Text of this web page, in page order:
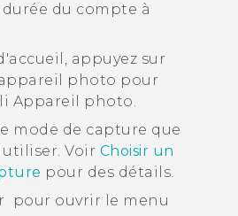
du compte à
accueil , appuyez sur
photo pour
Appareil photo.
mode de capture que
utiliser. Voir Choisir un
pour des détails.
pour ouvrir le menu